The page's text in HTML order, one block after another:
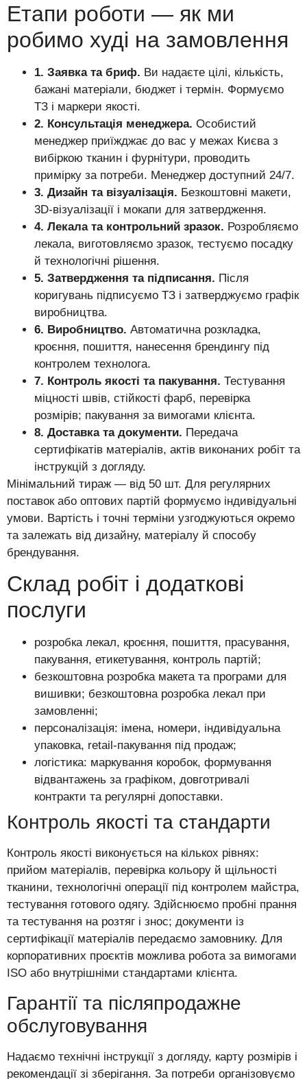
Етапи роботи — як ми
робимо худі на замовлення
1. Заявка та бриф. Ви надаєте цілі, кількість,
бажані матеріали, бюджет і термін. Формуємо
ТЗ і маркери якості.
2. Консультація менеджера. Особистий
менеджер приїжджає до вас у межах Києва з
вибіркою тканин і фурнітури, проводить
примірку за потреби. Менеджер доступний 24/7.
3. Дизайн та візуалізація. Безкоштовні макети,
3D-візуалізації і мокапи для затвердження.
4. Лекала та контрольний зразок. Розробляємо
лекала, виготовляємо зразок, тестуємо посадку
й технологічні рішення.
5. Затвердження та підписання. Після
коригувань підписуємо ТЗ і затверджуємо графік
виробництва.
6. Виробництво. Автоматична розкладка,
кроєння, пошиття, нанесення брендингу під
контролем технолога.
7. Контроль якості та пакування. Тестування
міцності швів, стійкості фарб, перевірка
розмірів; пакування за вимогами клієнта.
8. Доставка та документи. Передача
сертифікатів матеріалів, актів виконаних робіт та
інструкцій з догляду.
Мінімальний тираж — від 50 шт. Для регулярних
поставок або оптових партій формуємо індивідуальні
умови. Вартість і точні терміни узгоджуються окремо
та залежать від дизайну, матеріалу й способу
брендування.
Склад робіт і додаткові
послуги
розробка лекал, кроєння, пошиття, прасування,
пакування, етикетування, контроль партій;
безкоштовна розробка макета та програми для
вишивки; безкоштовна розробка лекал при
замовленні;
персоналізація: імена, номери, індивідуальна
упаковка, retail-пакування під продаж;
логістика: маркування коробок, формування
відвантажень за графіком, довготривалі
контракти та регулярні допоставки.
Контроль якості та стандарти
Контроль якості виконується на кількох рівнях:
прийом матеріалів, перевірка кольору й щільності
тканини, технологічні операції під контролем майстра,
тестування готового одягу. Здійснюємо пробні прання
та тестування на розтяг і знос; документи із
сертифікації матеріалів передаємо замовнику. Для
корпоративних проєктів можлива робота за вимогами
ISO або внутрішніми стандартами клієнта.
Гарантії та післяпродажне
обслуговування
Надаємо технічні інструкції з догляду, карту розмірів і
рекомендації зі зберігання. За потреби організовуємо